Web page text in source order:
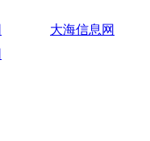
大海信息网